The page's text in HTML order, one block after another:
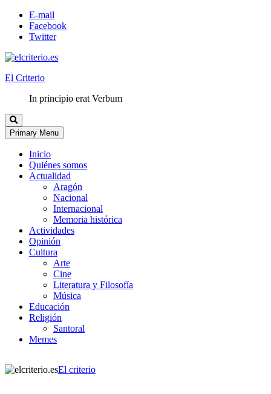
E-mail
Facebook
Twitter
El Criterio
In principio erat Verbum
Primary Menu
Inicio
Quiénes somos
Actualidad
Aragón
Nacional
Internacional
Memoria histórica
Actividades
Opinión
Cultura
Arte
Cine
Literatura y Filosofía
Música
Educación
Religión
Santoral
Memes
El criterio